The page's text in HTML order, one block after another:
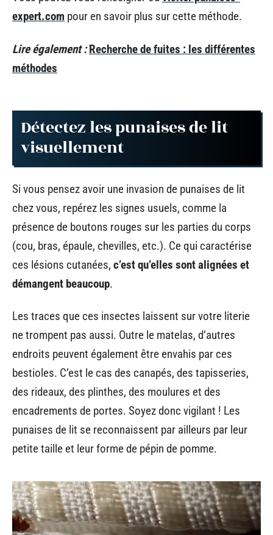
expert.com pour en savoir plus sur cette méthode.
Lire également : Recherche de fuites : les différentes
méthodes
Détectez les punaises de lit
visuellement
Si vous pensez avoir une invasion de punaises de lit
chez vous, repérez les signes usuels, comme la
présence de boutons rouges sur les parties du corps
(cou, bras, épaule, chevilles, etc.). Ce qui caractérise
ces lésions cutanées, c’est qu’elles sont alignées et
démangent beaucoup.
Les traces que ces insectes laissent sur votre literie
ne trompent pas aussi. Outre le matelas, d’autres
endroits peuvent également être envahis par ces
bestioles. C’est le cas des canapés, des tapisseries,
des rideaux, des plinthes, des moulures et des
encadrements de portes. Soyez donc vigilant ! Les
punaises de lit se reconnaissent par ailleurs par leur
petite taille et leur forme de pépin de pomme.